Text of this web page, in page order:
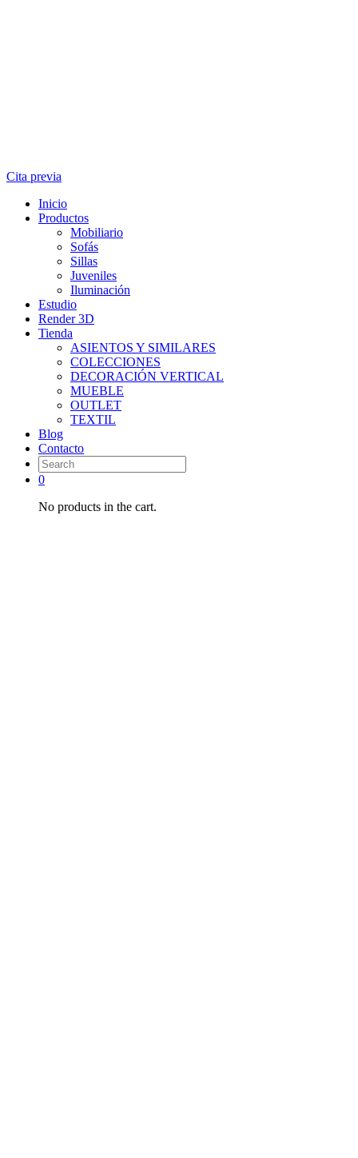
Cita previa
Inicio
Productos
Mobiliario
Sofás
Sillas
Juveniles
Iluminación
Estudio
Render 3D
Tienda
ASIENTOS Y SIMILARES
COLECCIONES
DECORACIÓN VERTICAL
MUEBLE
OUTLET
TEXTIL
Blog
Contacto
0
No products in the cart.